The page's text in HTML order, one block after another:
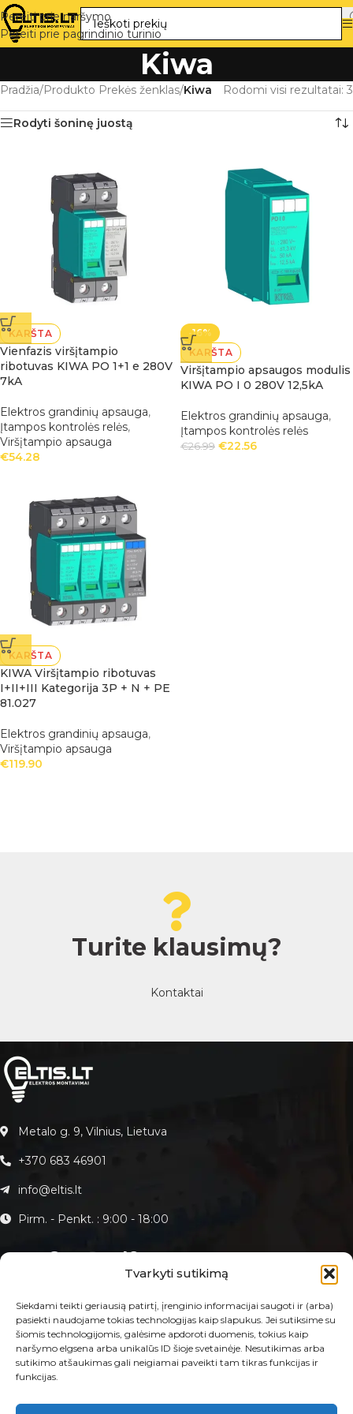
Tvarkyti sutikimą
Siekdami teikti geriausią patirtį, įrenginio informacijai saugoti ir (arba)
pasiekti naudojame tokias technologijas kaip slapukus. Jei sutiksime su
šiomis technologijomis, galėsime apdoroti duomenis, tokius kaip
naršymo elgsena arba unikalūs ID šioje svetainėje. Nesutikimas arba
sutikimo atšaukimas gali neigiamai paveikti tam tikras funkcijas ir
funkcijas.
Pereiti prie naršymo
Pereiti prie pagrindinio turinio
Kiwa
Pradžia/Produkto Prekės ženklas/Kiwa Rodomi visi rezultatai: 3
Rodyti šoninę juostą
KARŠTA
Vienfazis viršįtampio
ribotuvas KIWA PO 1+1 e 280V
7kA
Elektros grandinių apsauga,
Įtampos kontrolės relės,
Viršįtampio apsauga
€54.28
-16%
KARŠTA
Viršįtampio apsaugos modulis
KIWA PO I 0 280V 12,5kA
Elektros grandinių apsauga,
Įtampos kontrolės relės
€26.99 €22.56
KARŠTA
KIWA Viršįtampio ribotuvas
I+II+III Kategorija 3P + N + PE
81.027
Elektros grandinių apsauga,
Viršįtampio apsauga
€119.90
Turite klausimų?
Kontaktai
Metalo g. 9, Vilnius, Lietuva
+370 683 46901
info@eltis.lt
Pirm. - Penkt. : 9:00 - 18:00
Apie Eltis.lt
Paslaugos
Kontaktai